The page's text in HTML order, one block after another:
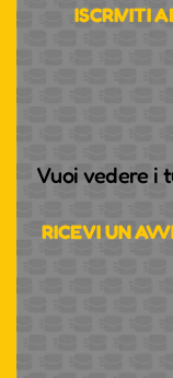
ISCRIVITI
Vuoi vedere i
RICEVI UN